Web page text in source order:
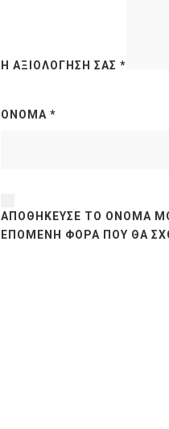
Η ΑΞΙΟΛΌΓΗΣΉ ΣΑΣ *
ΌΝΟΜΑ *
ΑΠΟΘΉΚΕΥΣΕ ΤΟ ΌΝΟΜΆ
ΕΠΌΜΕΝΗ ΦΟΡΆ ΠΟΥ ΘΑ